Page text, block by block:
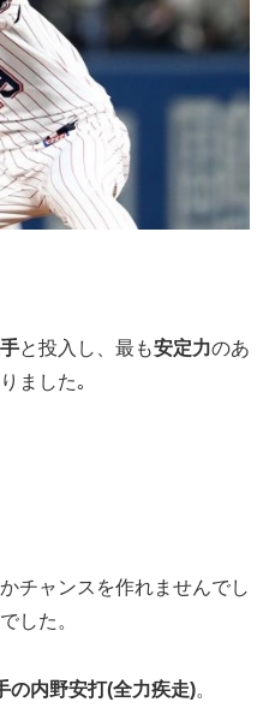
と投入し、最も安定力のあ
ました｡
チャンスを作れませんでし
した。
の内野安打(全力疾走)。